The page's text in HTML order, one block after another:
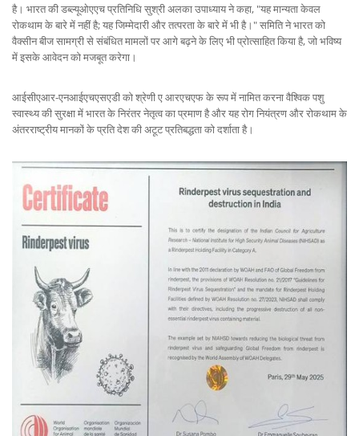
है। भारत की डब्ल्यूओएएच प्रतिनिधि सुश्री अलका उपाध्याय ने कहा, "यह मान्यता केवल
रोकथाम के बारे में नहीं है; यह जिम्मेदारी और तत्परता के बारे में भी है।" समिति ने भारत को
वैक्सीन बीज सामग्री से संबंधित मामलों पर आगे बढ़ने के लिए भी प्रोत्साहित किया है, जो भविष्य
में इसके आवेदन को मजबूत करेगा।
आईसीएआर-एनआईएचएसएडी को श्रेणी ए आरएचएफ के रूप में नामित करना वैश्विक पशु
स्वास्थ्य की सुरक्षा में भारत के निरंतर नेतृत्व का प्रमाण है और यह रोग नियंत्रण और रोकथाम के
अंतरराष्ट्रीय मानकों के प्रति देश की अटूट प्रतिबद्धता को दर्शाता है।